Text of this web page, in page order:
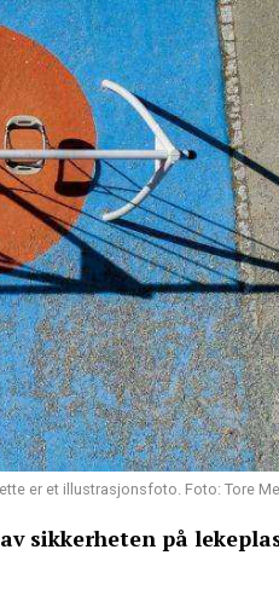
er et illustrasjonsfoto. Foto: Tore
sikkerheten på